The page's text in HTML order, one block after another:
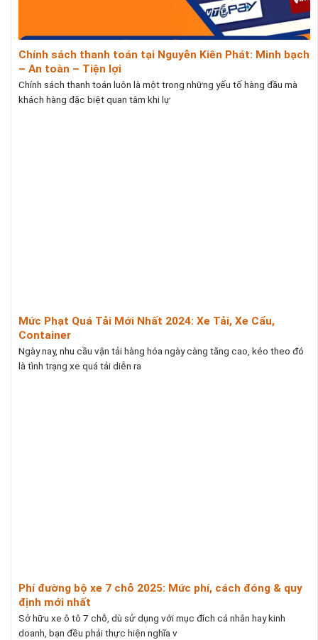
Chính sách thanh toán tại Nguyễn Kiên Phát: Minh bạch
– An toàn – Tiện lợi
Chính sách thanh toán luôn là một trong những yếu tố hàng đầu mà
khách hàng đặc biệt quan tâm khi lự
Mức Phạt Quá Tải Mới Nhất 2024: Xe Tải, Xe Cẩu,
Container
Ngày nay, nhu cầu vận tải hàng hóa ngày càng tăng cao, kéo theo đó
là tình trạng xe quá tải diễn ra
Phí đường bộ xe 7 chỗ 2025: Mức phí, cách đóng & quy
định mới nhất
Sở hữu xe ô tô 7 chỗ, dù sử dụng với mục đích cá nhân hay kinh
doanh, bạn đều phải thực hiện nghĩa v